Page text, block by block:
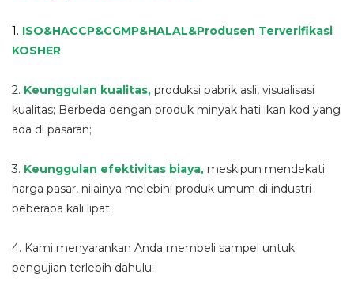
1. ISO&HACCP&CGMP&HALAL&Produsen Terverifikasi
KOSHER
2. Keunggulan kualitas, produksi pabrik asli, visualisasi
kualitas; Berbeda dengan produk minyak hati ikan kod yang
ada di pasaran;
3. Keunggulan efektivitas biaya, meskipun mendekati
harga pasar, nilainya melebihi produk umum di industri
beberapa kali lipat;
4. Kami menyarankan Anda membeli sampel untuk
pengujian terlebih dahulu;